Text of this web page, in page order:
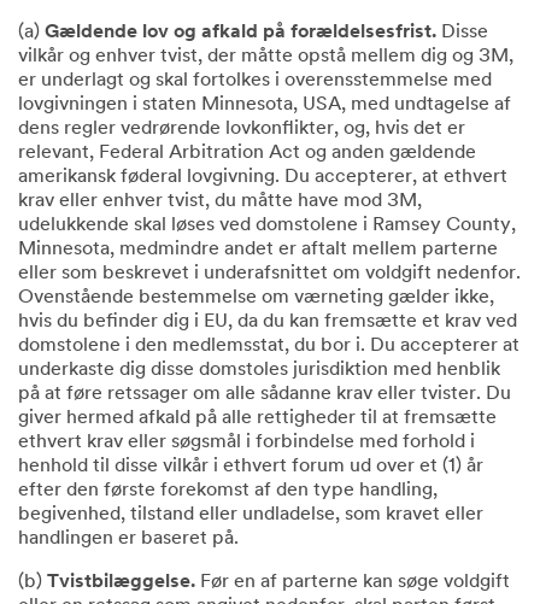
(a) Gældende lov og afkald på forældelsesfrist. Disse
vilkår og enhver tvist, der måtte opstå mellem dig og 3M,
er underlagt og skal fortolkes i overensstemmelse med
lovgivningen i staten Minnesota, USA, med undtagelse af
dens regler vedrørende lovkonflikter, og, hvis det er
relevant, Federal Arbitration Act og anden gældende
amerikansk føderal lovgivning. Du accepterer, at ethvert
krav eller enhver tvist, du måtte have mod 3M,
udelukkende skal løses ved domstolene i Ramsey County,
Minnesota, medmindre andet er aftalt mellem parterne
eller som beskrevet i underafsnittet om voldgift nedenfor.
Ovenstående bestemmelse om værneting gælder ikke,
hvis du befinder dig i EU, da du kan fremsætte et krav ved
domstolene i den medlemsstat, du bor i. Du accepterer at
underkaste dig disse domstoles jurisdiktion med henblik
på at føre retssager om alle sådanne krav eller tvister. Du
giver hermed afkald på alle rettigheder til at fremsætte
ethvert krav eller søgsmål i forbindelse med forhold i
henhold til disse vilkår i ethvert forum ud over et (1) år
efter den første forekomst af den type handling,
begivenhed, tilstand eller undladelse, som kravet eller
handlingen er baseret på.
(b) Tvistbilæggelse. Før en af parterne kan søge voldgift